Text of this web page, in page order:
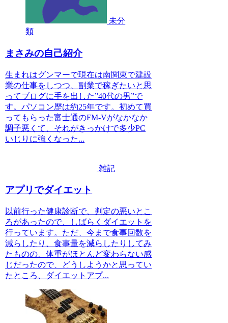
未分
類
まさみの自己紹介
生まれはグンマーで現在は南関東で建設
業の仕事をしつつ、副業で稼ぎたいと思
ってブログに手を出した”40代の男”で
す。パソコン歴は約25年です。初めて買
ってもらった富士通のFM-Vがなかなか
調子悪くて、それがきっかけで多少PC
いじりに強くなった...
雑記
アプリでダイエット
以前行った健康診断で、判定の悪いとこ
ろがあったので、しばらくダイエットを
行っています。ただ、今まで食事回数を
減らしたり、食事量を減らしたりしてみ
たものの、体重がほとんど変わらない感
じだったので、どうしようかと思ってい
たところ、ダイエットアプ...